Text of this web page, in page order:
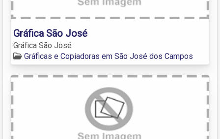
Gráfica São José
Gráfica São José
Gráficas e Copiadoras em São José dos Campos